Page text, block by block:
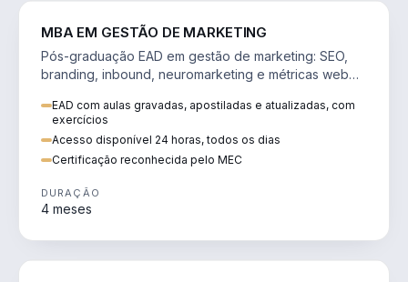
MBA EM GESTÃO DE MARKETING
Pós-graduação EAD em gestão de marketing: SEO,
branding, inbound, neuromarketing e métricas web
EAD com aulas gravadas, apostiladas e atualizadas, com
exercícios
Acesso disponível 24 horas, todos os dias
Certificação reconhecida pelo MEC
DURAÇÃO
4 meses